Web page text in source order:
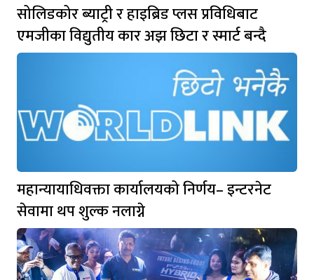
सोलिडकोर ब्याट्री र हाइब्रिड प्लस प्रविधिबाट
एमजीका विद्युतीय कार अझ छिटा र स्मार्ट बन्दै
महान्यायाधिवक्ता कार्यालयको निर्णय– इन्टरनेट
सेवामा थप शुल्क नलाग्ने